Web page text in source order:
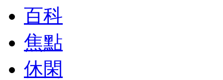
百科
焦點
休閑